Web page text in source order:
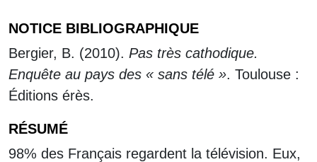
NOTICE BIBLIOGRAPHIQUE
Bergier, B. (2010). Pas très cathodique.
Enquête au pays des « sans télé ». Toulouse :
Éditions érès.
RÉSUMÉ
98% des Français regardent la télévision. Eux,